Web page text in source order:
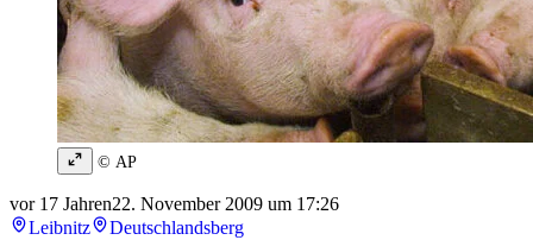
© AP
vor 17 Jahren22. November 2009 um 17:26
Leibnitz
Deutschlandsberg